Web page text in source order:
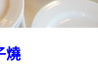
燒